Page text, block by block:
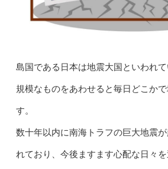
島国である日本は地震大国といわれ
規模なものをあわせると毎日どこか
す。
数十年以内に南海トラフの巨大地震
れており、今後ますます心配な日々